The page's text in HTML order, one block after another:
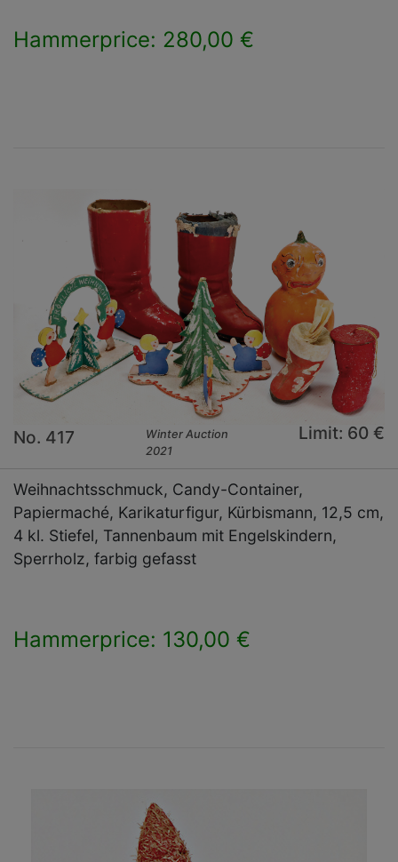
Hammerprice: 280,00 €
No. 417
Winter Auction
2021
Limit: 60 €
Weihnachtsschmuck, Candy-Container,
Papiermaché, Karikaturfigur, Kürbismann, 12,5 cm,
4 kl. Stiefel, Tannenbaum mit Engelskindern,
Sperrholz, farbig gefasst
Hammerprice: 130,00 €